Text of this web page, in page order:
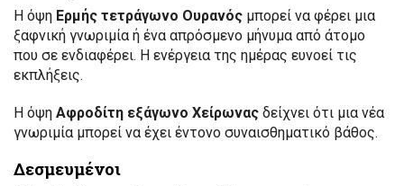
Η όψη Ερμής τετράγωνο Ουρανός μπορεί να φέρει μια
ξαφνική γνωριμία ή ένα απρόσμενο μήνυμα από άτομο
που σε ενδιαφέρει. Η ενέργεια της ημέρας ευνοεί τις
εκπλήξεις.
Η όψη Αφροδίτη εξάγωνο Χείρωνας δείχνει ότι μια νέα
γνωριμία μπορεί να έχει έντονο συναισθηματικό βάθος.
Δεσμευμένοι